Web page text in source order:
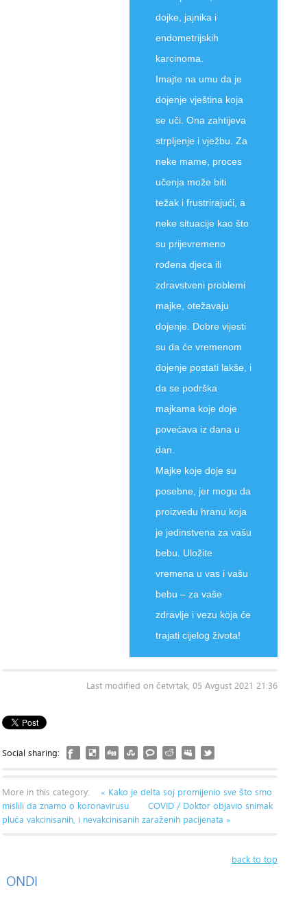
dojke, jajnika i
endometrijskih
karcinoma.
Imajte na umu da je
dojenje vještina koja
se uči. Ona zahtijeva
strpljenje i vježbu. Za
neke mame, proces
učenja može biti
težak i frustrirajući, a
neke situacije kao što
su prijevremeno
rođena djeca ili
zdravstveni problemi
majke, otežavaju
dojenje. Dobre vijesti
su da će vremenom
dojenje postati lakše, i
da se podrška
majkama koje doje
povećava iz dana u
dan.
Majke koje doje su
posebne, jer mogu da
proizvedu hranu koja
je jedinstvena za vašu
bebu. Uložite
vremena u vas i vašu
bebu – za vaše
zdravlje i vezu koja će
trajati cijelog života!
Last modified on četvrtak, 05 Avgust 2021 21:36
Social sharing:
More in this category:
« Kako je delta soj promijenio sve što smo
mislili da znamo o koronavirusu
COVID / Doktor objavio snimak
pluća vakcinisanih, i nevakcinisanih zaraženih pacijenata »
back to top
ONDI